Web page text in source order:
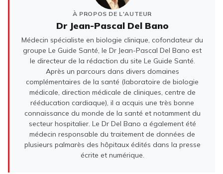
À PROPOS DE L'AUTEUR
Dr Jean-Pascal Del Bano
Médecin spécialiste en biologie clinique, cofondateur du
groupe Le Guide Santé, le Dr Jean-Pascal Del Bano est
le directeur de la rédaction du site Le Guide Santé.
Après un parcours dans divers domaines
complémentaires de la santé (laboratoire de biologie
médicale, direction médicale de cliniques, centre de
rééducation cardiaque), il a acquis une très bonne
connaissance du monde de la santé et notamment du
secteur hospitalier. Le Dr Del Bano a également été
médecin responsable du traitement de données de
plusieurs palmarès des hôpitaux édités dans la presse
écrite et numérique.